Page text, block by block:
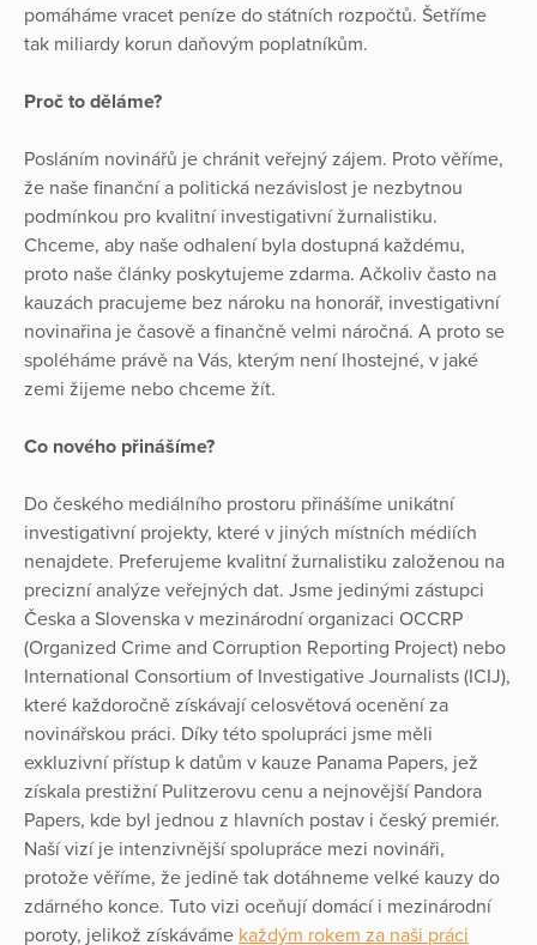
pomáháme vracet peníze do státních rozpočtů. Šetříme
tak miliardy korun daňovým poplatníkům.
Proč to děláme?
Posláním novinářů je chránit veřejný zájem. Proto věříme,
že naše finanční a politická nezávislost je nezbytnou
podmínkou pro kvalitní investigativní žurnalistiku.
Chceme, aby naše odhalení byla dostupná každému,
proto naše články poskytujeme zdarma. Ačkoliv často na
kauzách pracujeme bez nároku na honorář, investigativní
novinařina je časově a finančně velmi náročná. A proto se
spoléháme právě na Vás, kterým není lhostejné, v jaké
zemi žijeme nebo chceme žít.
Co nového přinášíme?
Do českého mediálního prostoru přinášíme unikátní
investigativní projekty, které v jiných místních médiích
nenajdete. Preferujeme kvalitní žurnalistiku založenou na
precizní analýze veřejných dat. Jsme jedinými zástupci
Česka a Slovenska v mezinárodní organizaci OCCRP
(Organized Crime and Corruption Reporting Project) nebo
International Consortium of Investigative Journalists (ICIJ),
které každoročně získávají celosvětová ocenění za
novinářskou práci. Díky této spolupráci jsme měli
exkluzivní přístup k datům v kauze Panama Papers, jež
získala prestižní Pulitzerovu cenu a nejnovější Pandora
Papers, kde byl jednou z hlavních postav i český premiér.
Naší vizí je intenzivnější spolupráce mezi novináři,
protože věříme, že jedině tak dotáhneme velké kauzy do
zdárného konce. Tuto vizi oceňují domácí i mezinárodní
poroty, jelikož získáváme každým rokem za naši práci